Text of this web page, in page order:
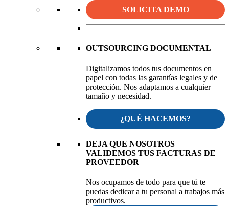
SOLICITA DEMO
OUTSOURCING DOCUMENTAL
Digitalizamos todos tus documentos en
papel con todas las garantías legales y de
protección. Nos adaptamos a cualquier
tamaño y necesidad.
¿QUÉ HACEMOS?
DEJA QUE NOSOTROS
VALIDEMOS TUS FACTURAS DE
PROVEEDOR
Nos ocupamos de todo para que tú te
puedas dedicar a tu personal a trabajos más
productivos.